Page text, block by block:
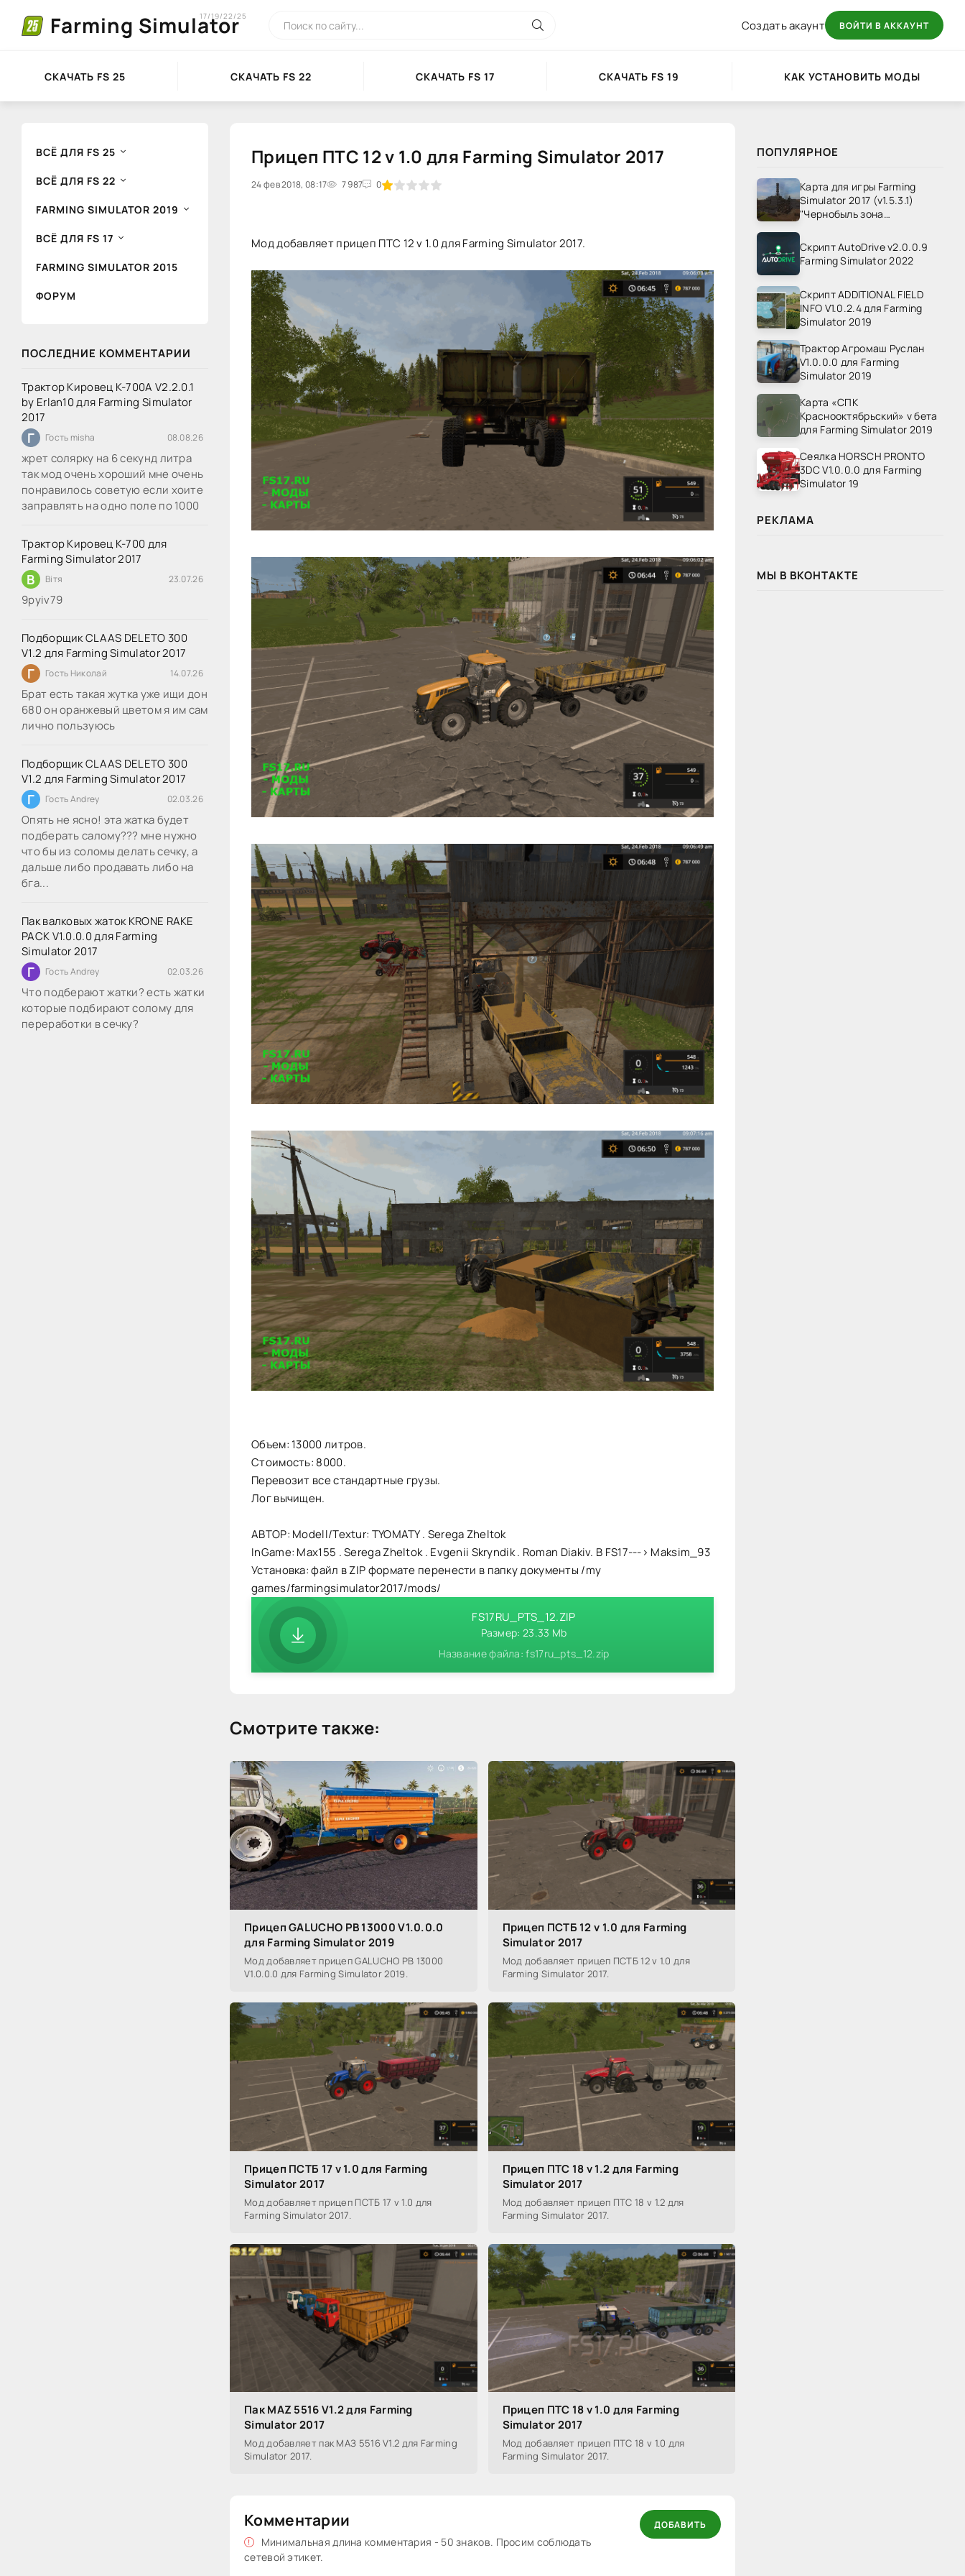
Farming Simulator
17/19/22/25
Создать акаунт ВОЙТИ В АККАУНТ
СКАЧАТЬ FS 25 СКАЧАТЬ FS 22 СКАЧАТЬ FS 17 СКАЧАТЬ FS 19 КАК УСТАНОВИТЬ МОДЫ
ВСЁ ДЛЯ FS 25
ВСЁ ДЛЯ FS 22
FARMING SIMULATOR 2019
ВСЁ ДЛЯ FS 17
FARMING SIMULATOR 2015
ФОРУМ
ПОСЛЕДНИЕ КОММЕНТАРИИ
Трактор Кировец К-700А V2.2.0.1
by Erlan10 для Farming Simulator
2017
Г Гость misha 08.08.26
жрет солярку на 6 секунд литра
так мод очень хороший мне очень
понравилось советую если хоите
заправлять на одно поле по 1000
Трактор Кировец К-700 для
Farming Simulator 2017
В Вітя 23.07.26
9руіv79
Подборщик CLAAS DELETO 300
V1.2 для Farming Simulator 2017
Г Гость Николай 14.07.26
Брат есть такая жутка уже ищи дон
680 он оранжевый цветом я им сам
лично пользуюсь
Подборщик CLAAS DELETO 300
V1.2 для Farming Simulator 2017
Г Гость Andrey 02.03.26
Опять не ясно! эта жатка будет
подберать салому??? мне нужно
что бы из соломы делать сечку, а
дальше либо продавать либо на
бга...
Пак валковых жаток KRONE RAKE
PACK V1.0.0.0 для Farming
Simulator 2017
Г Гость Andrey 02.03.26
Что подберают жатки? есть жатки
которые подбирают солому для
переработки в сечку?
Прицеп ПТС 12 v 1.0 для Farming Simulator 2017
24 фев 2018, 08:17 7 987 0
1 2 3 4 5
Мод добавляет прицеп ПТС 12 v 1.0 для Farming Simulator 2017.
Объем: 13000 литров.
Стоимость: 8000.
Перевозит все стандартные грузы.
Лог вычищен.
АВТОР: Modell/Textur: TYOMATY . Serega Zheltok
InGame: Max155 . Serega Zheltok . Evgenii Skryndik . Roman Diakiv. В FS17---> Maksim_93
Установка: файл в ZIP формате перенести в папку документы /my
games/farmingsimulator2017/mods/
FS17RU_PTS_12.ZIP
Размер: 23.33 Mb
Название файла: fs17ru_pts_12.zip
Смотрите также:
Прицеп GALUCHO PB 13000 V1.0.0.0
для Farming Simulator 2019
Мод добавляет прицеп GALUCHO PB 13000
V1.0.0.0 для Farming Simulator 2019.
Прицеп ПСТБ 12 v 1.0 для Farming
Simulator 2017
Мод добавляет прицеп ПСТБ 12 v 1.0 для
Farming Simulator 2017.
Прицеп ПСТБ 17 v 1.0 для Farming
Simulator 2017
Мод добавляет прицеп ПСТБ 17 v 1.0 для
Farming Simulator 2017.
Прицеп ПТС 18 v 1.2 для Farming
Simulator 2017
Мод добавляет прицеп ПТС 18 v 1.2 для
Farming Simulator 2017.
Пак MAZ 5516 V1.2 для Farming
Simulator 2017
Мод добавляет пак МАЗ 5516 V1.2 для Farming
Simulator 2017.
Прицеп ПТС 18 v 1.0 для Farming
Simulator 2017
Мод добавляет прицеп ПТС 18 v 1.0 для
Farming Simulator 2017.
Комментарии
Минимальная длина комментария - 50 знаков. Просим соблюдать
сетевой этикет.
ДОБАВИТЬ
ПОПУЛЯРНОЕ
Карта для игры Farming
Simulator 2017 (v1.5.3.1)
"Чернобыль зона
Скрипт AutoDrive v2.0.0.9
Farming Simulator 2022
Скрипт ADDITIONAL FIELD
INFO V1.0.2.4 для Farming
Simulator 2019
Трактор Агромаш Руслан
V1.0.0.0 для Farming
Simulator 2019
Карта «СПК
Краснооктябрьский» v бета
для Farming Simulator 2019
Сеялка HORSCH PRONTO
3DC V1.0.0.0 для Farming
Simulator 19
РЕКЛАМА
МЫ В ВКОНТАКТЕ